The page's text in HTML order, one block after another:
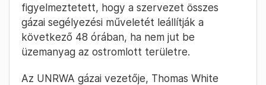
figyelmeztetett, hogy a szervezet összes
gázai segélyezési műveletét leállítják a
következő 48 órában, ha nem jut be
üzemanyag az ostromlott területre.
Az UNRWA gázai vezetője, Thomas White